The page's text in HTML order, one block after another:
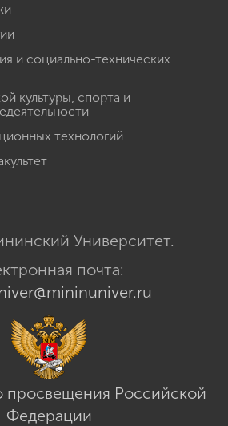
и социально-технических
культуры, спорта и
технологий
Университет.
почта:
просвещения Российской
Федерации